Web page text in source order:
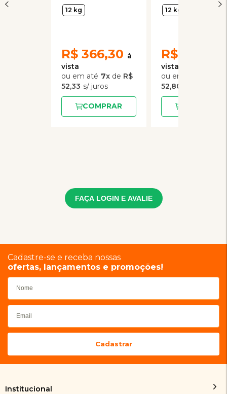
Maxi Sensitive
para Cães
12 kg
R$ 366,30
7x de R$
52,33
COMPRAR
Light para Cães
Adultos de
12 kg
R$
52,80
FAÇA LOGIN E AVALIE
Cadastre-se e receba nossas
ofertas, lançamentos e promoções!
Institucional